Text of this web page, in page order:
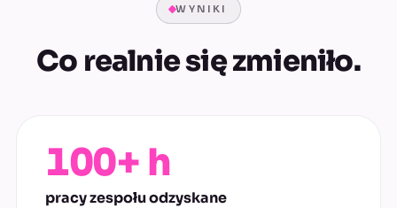
WYNIKI
Co realnie się zmieniło.
100+ h
pracy zespołu odzyskane